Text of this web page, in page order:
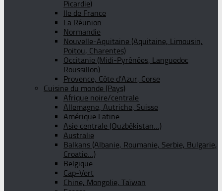
Picardie)
Ile de France
La Réunion
Normandie
Nouvelle-Aquitaine (Aquitaine, Limousin,
Poitou, Charentes)
Occitanie (Midi-Pyrénées, Languedoc
Roussillon)
Provence, Côte d’Azur, Corse
Cuisine du monde (Pays)
Afrique noire/centrale
Allemagne, Autriche, Suisse
Amérique Latine
Asie centrale (Ouzbékistan…)
Australie
Balkans (Albanie, Roumanie, Serbie, Bulgarie,
Croatie…)
Belgique
Cap-Vert
Chine, Mongolie, Taïwan